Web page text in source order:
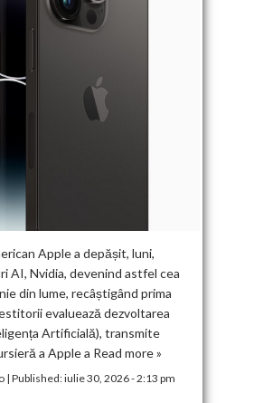
Apple a depășit, luni,
AI, Nvidia, devenind astfel cea
din lume, recâștigând prima
evaluează dezvoltarea
Artificială), transmite
a Apple a Read more »
| Published:iulie 30, 2026 - 2:13 pm